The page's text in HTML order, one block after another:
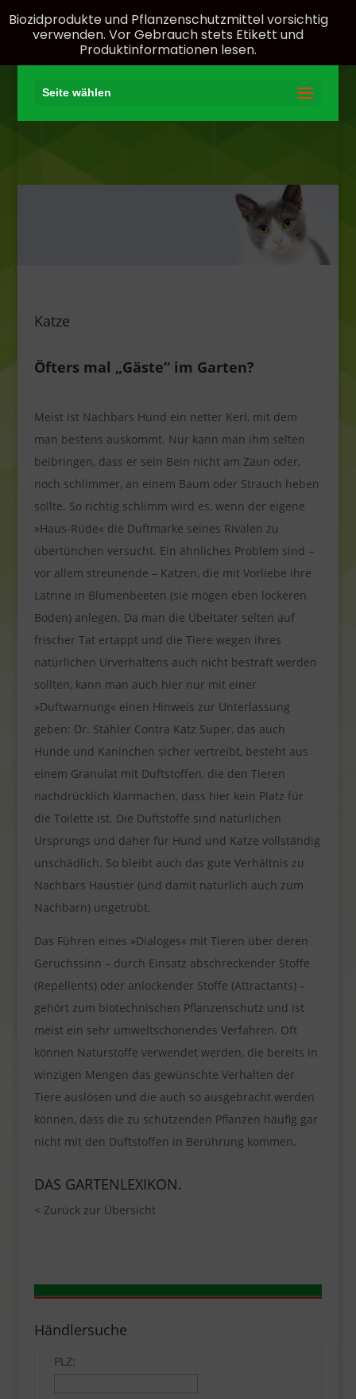
Seite wählen
Katze
Öfters mal „Gäste“ im Garten?
Meist ist Nachbars Hund ein netter Kerl, mit dem
man bestens auskommt. Nur kann man ihm selten
beibringen, dass er sein Bein nicht am Zaun oder,
noch schlimmer, an einem Baum oder Strauch heben
sollte. So richtig schlimm wird es, wenn der eigene
»Haus-Rüde« die Duftmarke seines Rivalen zu
übertünchen versucht. Ein ähnliches Problem sind –
vor allem streunende – Katzen, die mit Vorliebe ihre
Latrine in Blumenbeeten (sie mögen eben lockeren
Boden) anlegen. Da man die Übeltäter selten auf
frischer Tat ertappt und die Tiere wegen ihres
natürlichen Urverhaltens auch nicht bestraft werden
sollten, kann man auch hier nur mit einer
»Duftwarnung« einen Hinweis zur Unterlassung
geben: Dr. Stähler Contra Katz Super, das auch
Hunde und Kaninchen sicher vertreibt, besteht aus
einem Granulat mit Duftstoffen, die den Tieren
nachdrücklich klarmachen, dass hier kein Platz für
die Toilette ist. Die Duftstoffe sind natürlichen
Ursprungs und daher für Hund und Katze vollständig
unschädlich. So bleibt auch das gute Verhältnis zu
Nachbars Haustier (und damit natürlich auch zum
Nachbarn) ungetrübt.
Das Führen eines »Dialoges« mit Tieren über deren
Geruchssinn – durch Einsatz abschreckender Stoffe
(Repellents) oder anlockender Stoffe (Attractants) –
gehört zum biotechnischen Pflanzenschutz und ist
meist ein sehr umweltschonendes Verfahren. Oft
können Naturstoffe verwendet werden, die bereits in
winzigen Mengen das gewünschte Verhalten der
Tiere auslösen und die auch so ausgebracht werden
können, dass die zu schützenden Pflanzen häufig gar
nicht mit den Duftstoffen in Berührung kommen.
DAS GARTENLEXIKON.
< Zurück zur Übersicht
Händlersuche
PLZ:
Biozidprodukte und Pflanzenschutzmittel vorsichtig
verwenden. Vor Gebrauch stets Etikett und
Produktinformationen lesen.